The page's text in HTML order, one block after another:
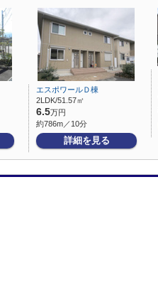
エスポワールＤ棟
2LDK/51.57㎡
6.5万円
約786m／10分
詳細を見る